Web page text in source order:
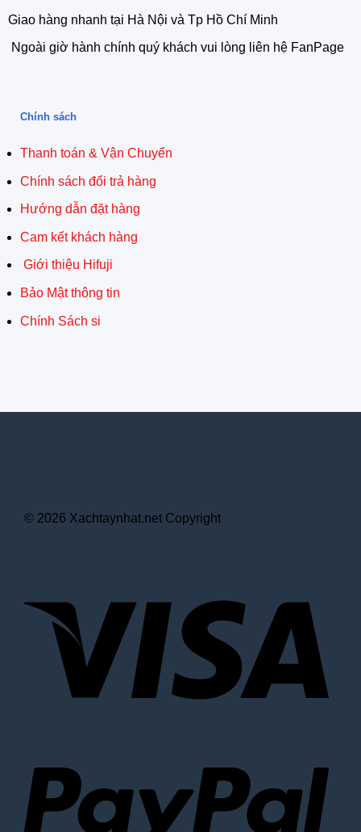
Giao hàng nhanh tại Hà Nội và Tp Hồ Chí Minh
Ngoài giờ hành chính quý khách vui lòng liên hệ FanPage
Chính sách
Thanh toán & Vận Chuyển
Chính sách đổi trả hàng
Hướng dẫn đặt hàng
Cam kết khách hàng
Giới thiệu Hifuji
Bảo Mật thông tin
Chính Sách si
© 2026 Xachtaynhat.net Copyright